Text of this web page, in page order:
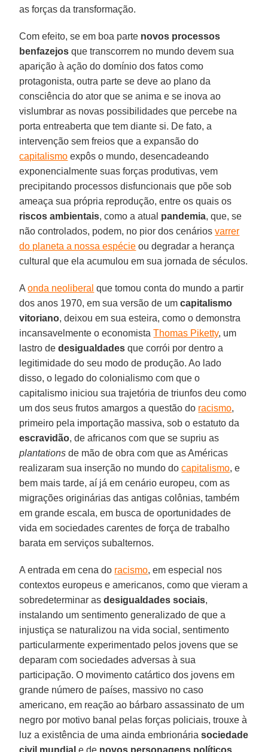
as forças da transformação.
Com efeito, se em boa parte novos processos
benfazejos que transcorrem no mundo devem sua
aparição à ação do domínio dos fatos como
protagonista, outra parte se deve ao plano da
consciência do ator que se anima e se inova ao
vislumbrar as novas possibilidades que percebe na
porta entreaberta que tem diante si. De fato, a
intervenção sem freios que a expansão do
capitalismo expôs o mundo, desencadeando
exponencialmente suas forças produtivas, vem
precipitando processos disfuncionais que põe sob
ameaça sua própria reprodução, entre os quais os
riscos ambientais, como a atual pandemia, que, se
não controlados, podem, no pior dos cenáriosvarrer
do planeta a nossa espécie ou degradar a herança
cultural que ela acumulou em sua jornada de séculos.
Aonda neoliberal que tomou conta do mundo a partir
dos anos 1970, em sua versão de umcapitalismo
vitoriano, deixou em sua esteira, como o demonstra
incansavelmente o economistaThomas Piketty, um
lastro dedesigualdades que corrói por dentro a
legitimidade do seu modo de produção. Ao lado
disso, o legado do colonialismo com que o
capitalismo iniciou sua trajetória de triunfos deu como
um dos seus frutos amargos a questão do racismo,
primeiro pela importação massiva, sob o estatuto da
escravidão, de africanos com que se supriu as
plantations de mão de obra com que as Américas
realizaram sua inserção no mundo docapitalismo, e
bem mais tarde, aí já em cenário europeu, com as
migrações originárias das antigas colônias, também
em grande escala, em busca de oportunidades de
vida em sociedades carentes de força de trabalho
barata em serviços subalternos.
A entrada em cena do racismo, em especial nos
contextos europeus e americanos, como que vieram a
sobredeterminar asdesigualdades sociais,
instalando um sentimento generalizado de que a
injustiça se naturalizou na vida social, sentimento
particularmente experimentado pelos jovens que se
deparam com sociedades adversas à sua
participação. O movimento catártico dos jovens em
grande número de países, massivo no caso
americano, em reação ao bárbaro assassinato de um
negro por motivo banal pelas forças policiais, trouxe à
luz a existência de uma ainda embrionáriasociedade
civil mundial e de novos personagens políticos